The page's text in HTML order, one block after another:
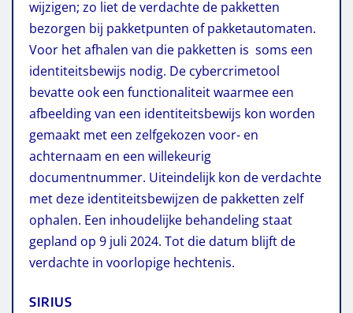
wijzigen; zo liet de verdachte de pakketten
bezorgen bij pakketpunten of pakketautomaten.
Voor het afhalen van die pakketten is soms een
identiteitsbewijs nodig. De cybercrimetool
bevatte ook een functionaliteit waarmee een
afbeelding van een identiteitsbewijs kon worden
gemaakt met een zelfgekozen voor- en
achternaam en een willekeurig
documentnummer. Uiteindelijk kon de verdachte
met deze identiteitsbewijzen de pakketten zelf
ophalen. Een inhoudelijke behandeling staat
gepland op 9 juli 2024. Tot die datum blijft de
verdachte in voorlopige hechtenis.
SIRIUS